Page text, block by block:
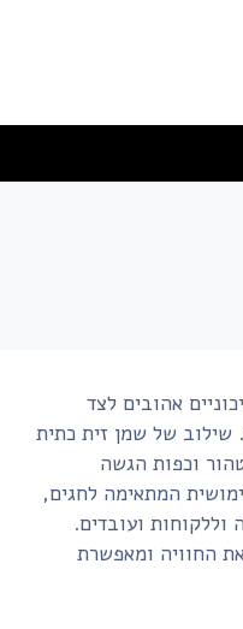
אהובים לצד
של שמן זית כתית
וכפות הגשה
המתאימה לחגים,
ועובדים.
החוויה ומאפשרת